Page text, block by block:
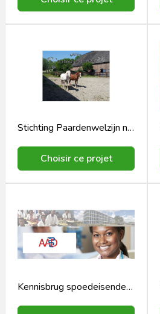
Stichting Paardenwelzijn na Gedane Arbeid
Choisir ce projet
Kennisbrug spoedeisende hulp AZP (Suriname)